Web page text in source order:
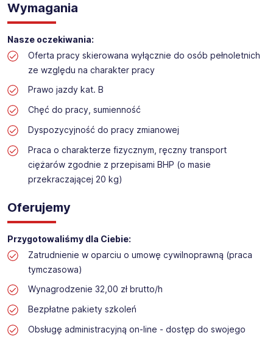
Wymagania
Nasze oczekiwania:
Oferta pracy skierowana wyłącznie do osób pełnoletnich
ze względu na charakter pracy
Prawo jazdy kat. B
Chęć do pracy, sumienność
Dyspozycyjność do pracy zmianowej
Praca o charakterze fizycznym, ręczny transport
ciężarów zgodnie z przepisami BHP (o masie
przekraczającej 20 kg)
Oferujemy
Przygotowaliśmy dla Ciebie:
Zatrudnienie w oparciu o umowę cywilnoprawną (praca
tymczasowa)
Wynagrodzenie 32,00 zł brutto/h
Bezpłatne pakiety szkoleń
Obsługę administracyjną on-line - dostęp do swojego